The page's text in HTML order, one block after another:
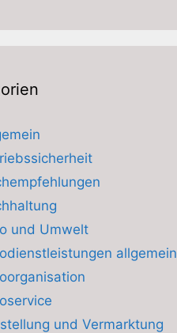
und Umwelt
allgemein
und Vermarktung